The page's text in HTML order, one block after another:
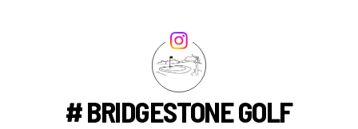
# BRIDGESTONE GOLF